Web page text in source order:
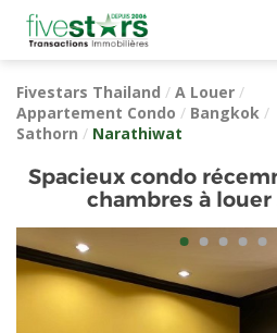
Fivestars Thailand / A Louer /
Appartement Condo / Bangkok /
Sathorn / Narathiwat
Spacieux condo
chambres à